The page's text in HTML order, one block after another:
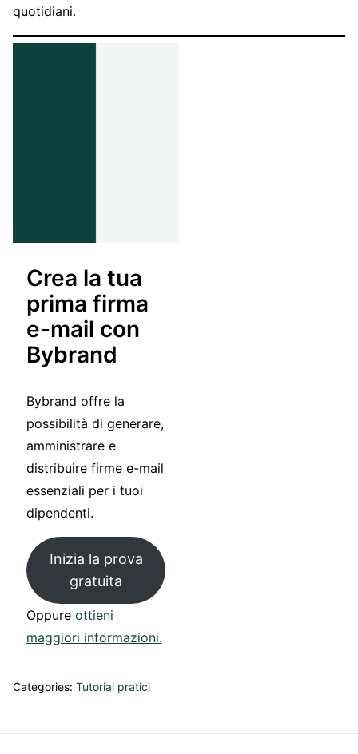
quotidiani.
Crea la tua
prima firma
e-mail con
Bybrand
Bybrand offre la
possibilità di generare,
amministrare e
distribuire firme e-mail
essenziali per i tuoi
dipendenti.
Inizia la prova
gratuita
Oppure ottieni
maggiori informazioni.
Categories: Tutorial pratici